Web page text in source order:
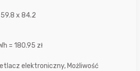
x 84.2
= 180.95 zł
elektroniczny, Możliwość